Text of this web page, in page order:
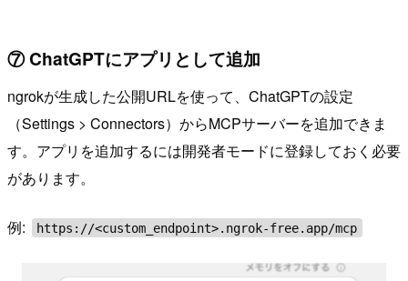
⑦ ChatGPTにアプリとして追加
ngrokが生成した公開URLを使って、ChatGPTの設定
（Settings > Connectors）からMCPサーバーを追加できま
す。アプリを追加するには開発者モードに登録しておく必要
があります。
例: https://<custom_endpoint>.ngrok-free.app/mcp